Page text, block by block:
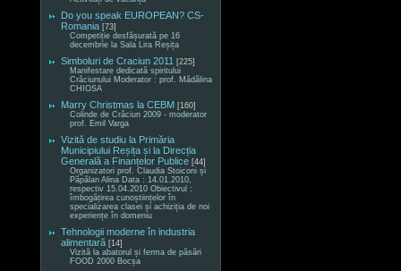
Do you speak EUROPEAN? CS-
Romania [73]
Competiție desfășurată pe 16
decembrie la Sala Lira Reșița
Simboluri de Craciun 2011 [225]
Manifestare dedicată spiritului
Crăciunului Moderator : prof. Mădălina
CHIOSA
Marry Christmas la CEBM [160]
Colinde de Crăciun 2009 - moderator
prof. Emil Varga
Vizită de studiu la Primăria
Municipiului Reșița și la Direcția
Generală a Finanțelor Publice [44]
Organizatori prof. Claudia Stoiconi și
Păpălan Alina Data : 14.01.2010,
respectiv 15.04.2010 Obiectivul :
îmbogățirea cunoștiințelor în
specializarea clasei și achiziția de noi
experiențe în domeniu
Tehnologii moderne în industria
alimentară [14]
Vizită la abatorul și ferma de păsări
FOOD 2000 Bocșa